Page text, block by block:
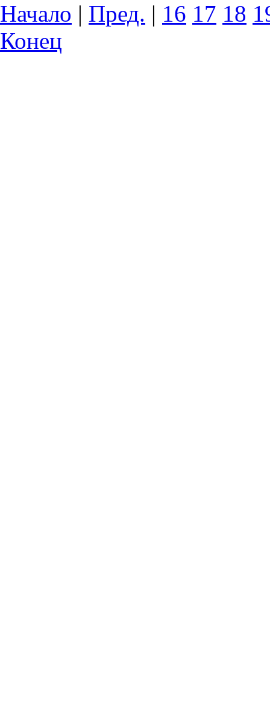
Начало | Пред. | 16 17 18
Конец